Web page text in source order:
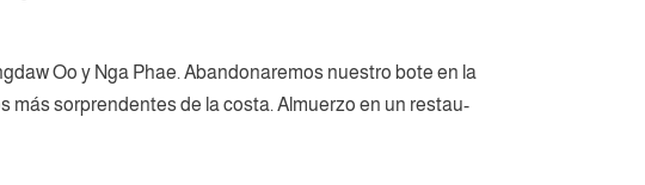
Oo y Nga Phae. Abandonaremos nuestro bote en la
más sorprendentes de la costa. Almuerzo en un restau-